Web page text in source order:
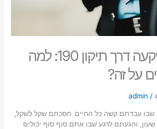
יתרונות השקעה דרך תיקון 190: למה
על זה?
/
admin
עבדתם קשה כל החיים. חסכתם שקל לשקל,
והגעתם לרגע שבו אתם סוף סוף יכולים